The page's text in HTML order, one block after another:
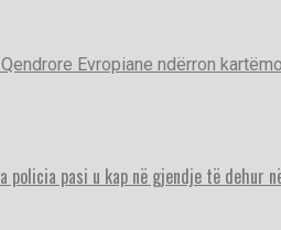
Qendrore Evropiane ndërron
policia pasi u kap në gjendje të